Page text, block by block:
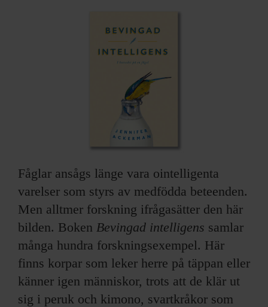
EVENEMANG & RESOR
PRENUMERERA PÅ F&F
ANNONSERA I F&F
OM F&F
Fåglar ansågs länge vara ointelligenta
varelser som styrs av medfödda beteenden.
Men alltmer forskning ifrågasätter den här
bilden. Boken Bevingad intelligens samlar
många hundra forskningsexempel. Här
finns korpar som leker herre på täppan eller
känner igen människor, trots att de klär ut
sig i peruk och kimono, svartkråkor som